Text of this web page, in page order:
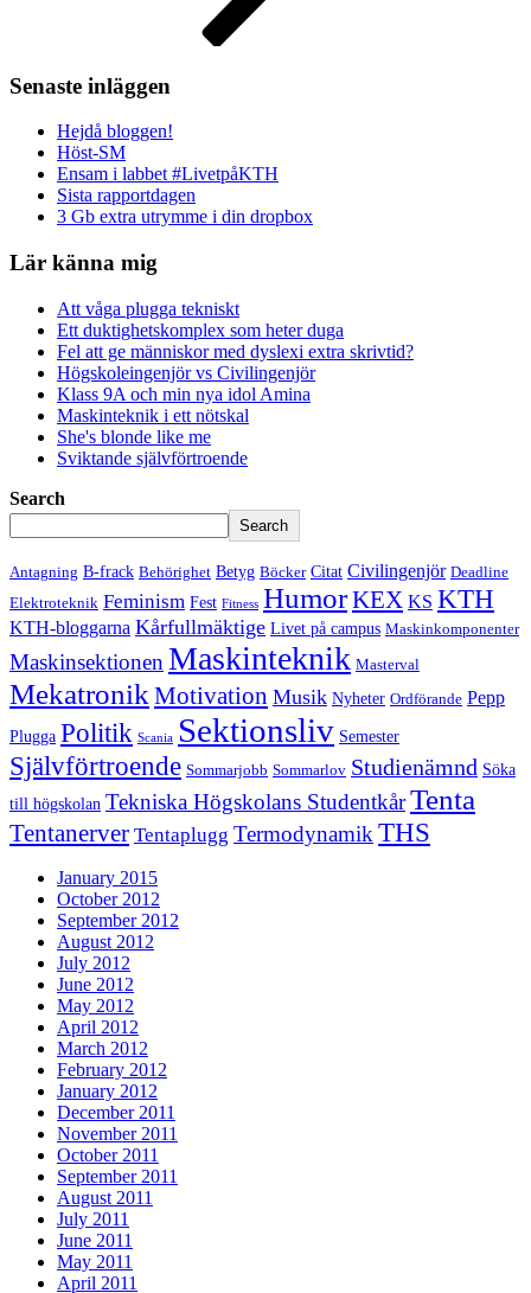
Senaste inläggen
Hejdå bloggen!
Höst-SM
Ensam i labbet #LivetpåKTH
Sista rapportdagen
3 Gb extra utrymme i din dropbox
Lär känna mig
Att våga plugga tekniskt
Ett duktighetskomplex som heter duga
Fel att ge människor med dyslexi extra skrivtid?
Högskoleingenjör vs Civilingenjör
Klass 9A och min nya idol Amina
Maskinteknik i ett nötskal
She's blonde like me
Sviktande självförtroende
Search
Search
Antagning B-frack Behörighet Betyg Böcker Citat Civilingenjör Deadline
Elektroteknik Feminism Fest Fitness HumorKEX KS KTH
KTH-bloggarna Kårfullmäktige Livet på campus Maskinkomponenter
Maskinsektionen Maskinteknik Masterval
Mekatronik Motivation Musik Nyheter Ordförande Pepp
Plugga Politik Scania Sektionsliv Semester
Självförtroende Sommarjobb Sommarlov Studienämnd Söka
till högskolan Tekniska Högskolans StudentkårTenta
Tentanerver Tentaplugg Termodynamik THS
January 2015
October 2012
September 2012
August 2012
July 2012
June 2012
May 2012
April 2012
March 2012
February 2012
January 2012
December 2011
November 2011
October 2011
September 2011
August 2011
July 2011
June 2011
May 2011
April 2011